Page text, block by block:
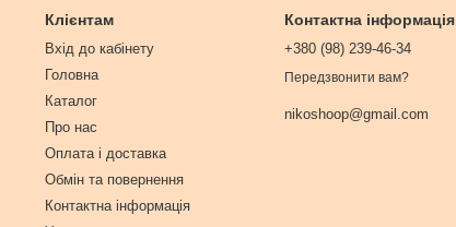
Клієнтам
Вхід до кабінету
Головна
Каталог
Про нас
Оплата і доставка
Обмін та повернення
Контактна інформація
Контактна інформація
+380 (98) 239-46-34
Передзвонити вам?
nikoshoop@gmail.com